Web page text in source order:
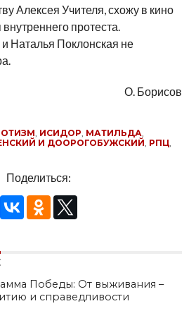
Алексея Учителя, схожу в кино
протеста.
Наталья Поклонская не
О. Борисов
ИСИДОР МАТИЛЬДА
И ДООРОГОБУЖСКИЙ РПЦ,
Поделиться:
Победы: От выживания –
и справедливости